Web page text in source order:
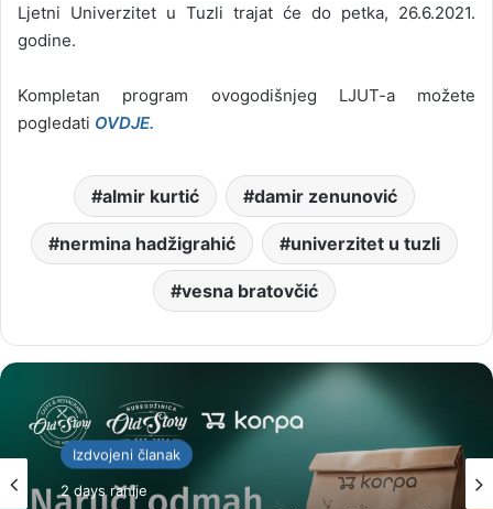
Ljetni Univerzitet u Tuzli trajat će do petka, 26.6.2021.
godine.
Kompletan program ovogodišnjeg LJUT-a možete
pogledati OVDJE.
almir kurtić damir zenunović
nermina hadžigrahić univerzitet u tuzli
vesna bratovčić
Izdvojeni članak
2 days ranije